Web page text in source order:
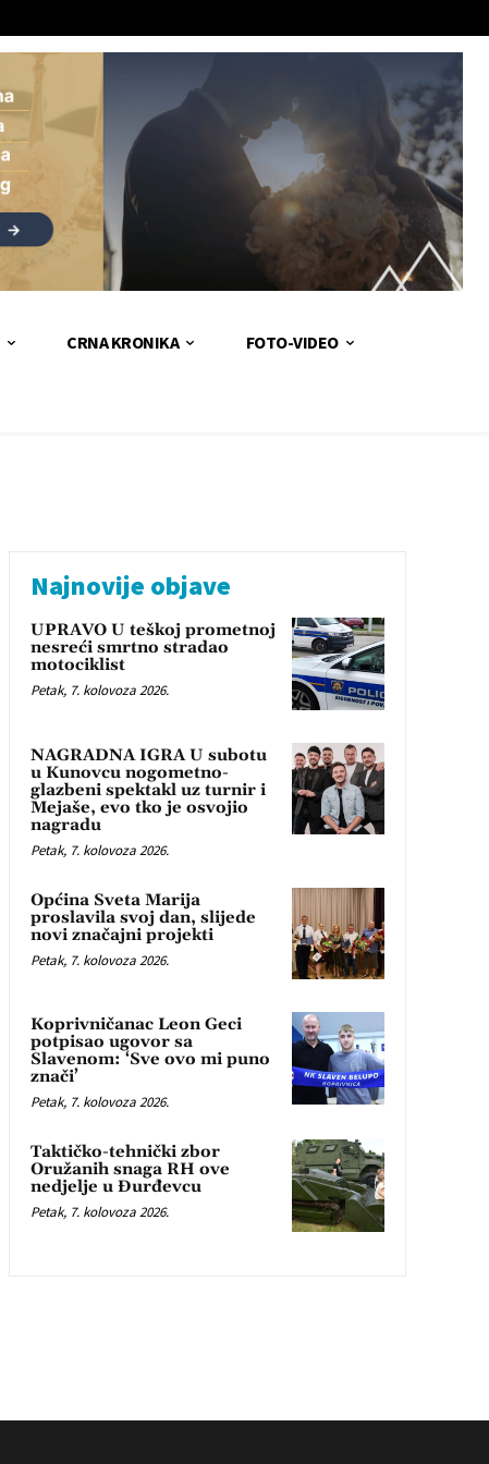
CRNA KRONIKA FOTO-VIDEO
Najnovije objave
UPRAVO U teškoj prometnoj
nesreći smrtno stradao
motociklist
Petak, 7. kolovoza 2026.
NAGRADNA IGRA U subotu
u Kunovcu nogometno-
glazbeni spektakl uz turnir i
Mejaše, evo tko je osvojio
nagradu
Petak, 7. kolovoza 2026.
Općina Sveta Marija
proslavila svoj dan, slijede
novi značajni projekti
Petak, 7. kolovoza 2026.
Koprivničanac Leon Geci
potpisao ugovor sa
Slavenom: ‘Sve ovo mi puno
znači’
Petak, 7. kolovoza 2026.
Taktičko-tehnički zbor
Oružanih snaga RH ove
nedjelje u Đurđevcu
Petak, 7. kolovoza 2026.